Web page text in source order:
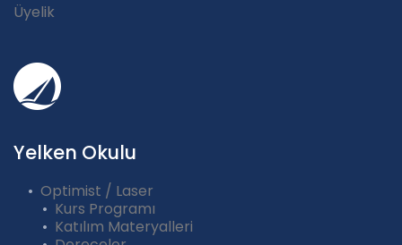
Üyelik
Yelken Okulu
Optimist / Laser
Kurs Programı
Katılım Materyalleri